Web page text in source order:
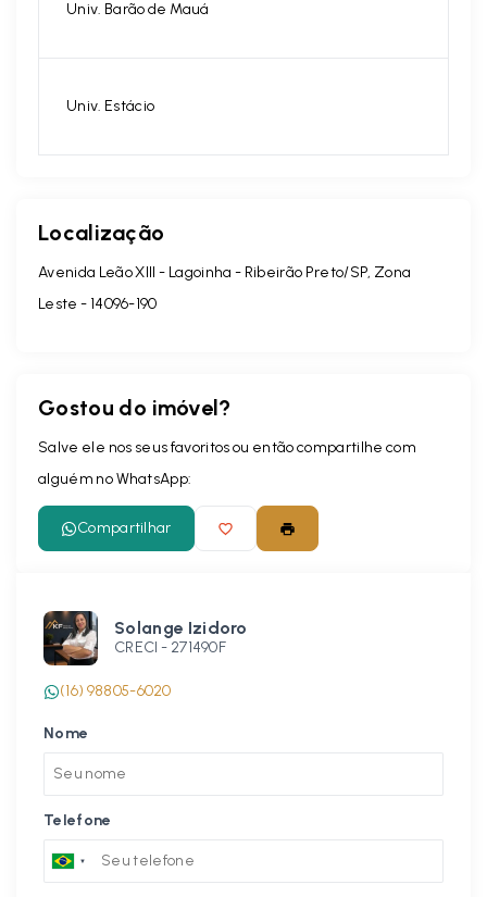
Univ. Barão de Mauá
Univ. Estácio
Localização
Avenida Leão XIII - Lagoinha - Ribeirão Preto/SP, Zona
Leste - 14096-190
Gostou do imóvel?
Salve ele nos seus favoritos ou então compartilhe com
alguém no WhatsApp:
Compartilhar
Solange Izidoro
CRECI - 271490F
(16) 98805-6020
Nome
Telefone